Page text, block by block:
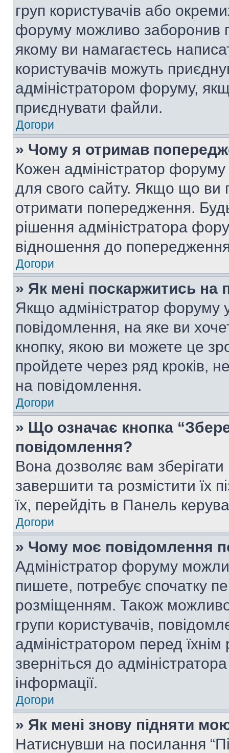
груп користувачів або
форуму можливо заборонив
якому ви намагаєтесь
користувачів можуть
адміністратором форуму,
приєднувати файли.
Догори
» Чому я отримав
Кожен адміністратор
для свого сайту. Якщо що
отримати попередження.
рішення адміністратора
відношення до
Догори
» Як мені поскаржитись на
Якщо адміністратор форуму
повідомлення, на яке ви
кнопку, якою ви можете це
пройдете через ряд кроків,
на повідомлення.
Догори
» Що означає кнопка
повідомлення?
Вона дозволяє вам
завершити та розмістити їх
їх, перейдіть в Панель
Догори
» Чому моє повідомлення
Адміністратор форуму
пишете, потребує спочатку
розміщенням. Також
групи користувачів,
адміністратором перед
зверніться до
інформації.
Догори
» Як мені знову підняти
Натиснувши на посилання